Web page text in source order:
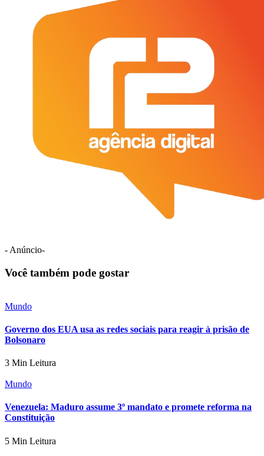
- Anúncio-
Você também pode gostar
Mundo
Governo dos EUA usa as redes sociais para reagir à prisão de
Bolsonaro
3 Min Leitura
Mundo
Venezuela: Maduro assume 3º mandato e promete reforma na
Constituição
5 Min Leitura